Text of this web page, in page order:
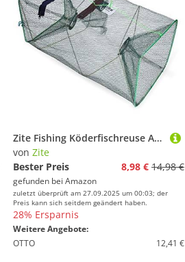
Zite Fishing Köderfischreuse Aalreuse Krebsreuse Faltbar mit Futterbeutel - Eckig 55 x 25 cm, Reuse Fisch, Krebsfalle, Fischfalle, Fischreuse für kleine Fische, Reuse Angeln
von Zite
Bester Preis
8,98 € 14,98 €
gefunden bei Amazon
zuletzt überprüft am 27.09.2025 um 00:03; der
Preis kann sich seitdem geändert haben.
28% Ersparnis
Weitere Angebote:
OTTO
12,41 €